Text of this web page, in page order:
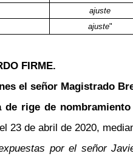
ajuste
ajuste"
FIRME.
el señor Magistrado
de rige de
23 de abril de 2020,
por el señor